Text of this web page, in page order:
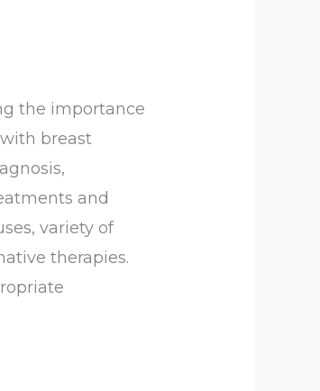
the importance
breast
and
variety of
therapies.